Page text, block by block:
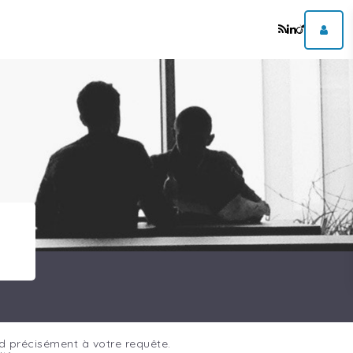
précisément à votre requête.